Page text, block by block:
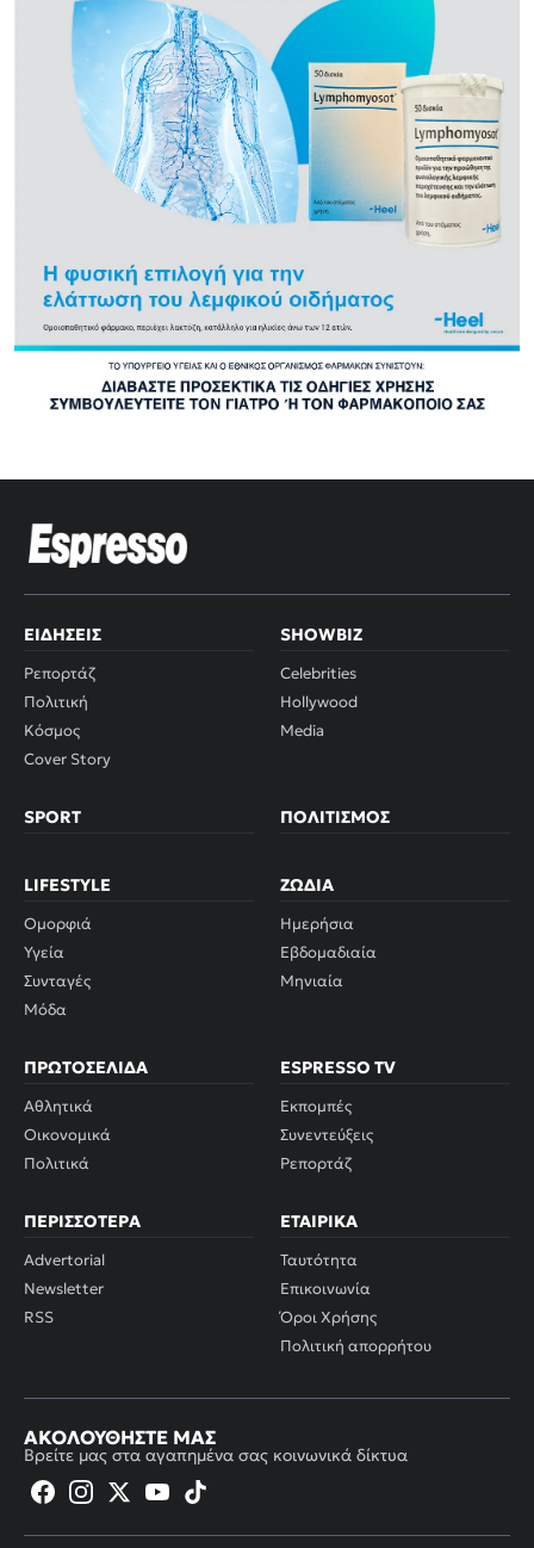
ΕΙΔΉΣΕΙΣ
Ρεπορτάζ
Πολιτική
Κόσμος
Cover Story
SHOWBIZ
Celebrities
Hollywood
Media
SPORT ΠΟΛΙΤΙΣΜΌΣ
LIFESTYLE
Ομορφιά
Υγεία
Συνταγές
Μόδα
ΖΏΔΙΑ
Ημερήσια
Εβδομαδιαία
Μηνιαία
ΠΡΩΤΟΣΈΛΙΔΑ
Αθλητικά
Οικονομικά
Πολιτικά
ESPRESSO TV
Εκπομπές
Συνεντεύξεις
Ρεπορτάζ
ΠΕΡΙΣΣΌΤΕΡΑ
Advertorial
Newsletter
RSS
ΕΤΑΙΡΙΚΆ
Ταυτότητα
Επικοινωνία
Όροι Χρήσης
Πολιτική απορρήτου
ΑΚΟΛΟΥΘΉΣΤΕ ΜΑΣ
Βρείτε μας στα αγαπημένα σας κοινωνικά δίκτυα